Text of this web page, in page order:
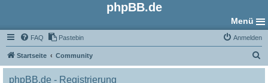
phpBB.de
Menü
FAQ Pastebin Anmelden
Startseite Community
u
phpBB.de - Registrierung